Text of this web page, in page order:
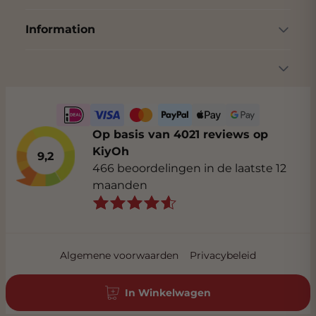
In Winkelwagen
Information
9,2
Op basis van 4021 reviews op
KiyOh
466 beoordelingen in de laatste 12
maanden
Algemene voorwaarden Privacybeleid